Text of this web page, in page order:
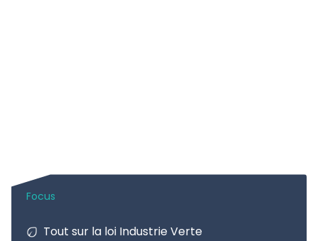
Tout sur la loi Industrie Verte